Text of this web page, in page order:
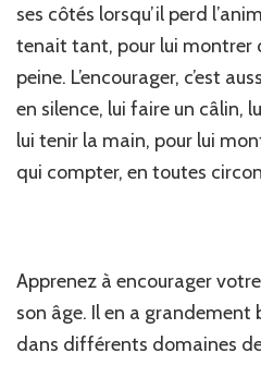
ses côtés lorsqu’il perd
tenait tant, pour lui montrer
peine. L’encourager, c’est
en silence, lui faire un câlin,
lui tenir la main, pour lui
qui compter, en toutes
Apprenez à encourager
son âge. Il en a grandement
dans différents domaines